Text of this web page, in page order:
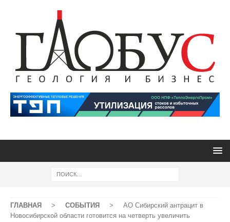
ГЛАВНАЯ > СОБЫТИЯ >
АО Сибирский антрацит в
Новосибирской области готовится на четверть увеличить